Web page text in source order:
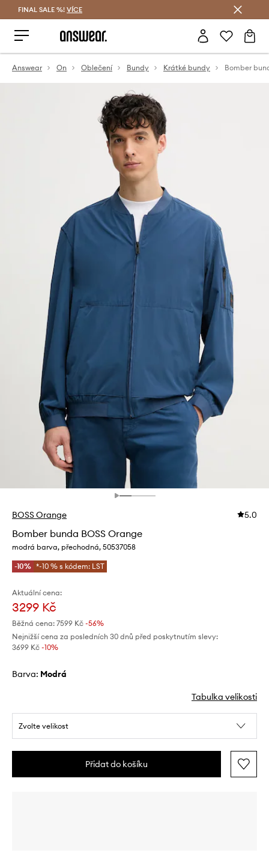
FINAL SALE %! VÍCE
Answear On Oblečení Bundy Krátké bundy Bomber
BOSS Orange 5.0
Bomber bunda BOSS Orange
modrá barva, přechodná, 50537058
-10% *-10 % s kódem: LST
Aktuální cena:
3299 Kč
Běžná cena: 7599 Kč -56%
Nejnižší cena za posledních 30 dnů před poskytnutím slevy:
3699 Kč -10%
Barva: modrá
Tabulka velikosti
Zvolte velikost
Přidat do košíku